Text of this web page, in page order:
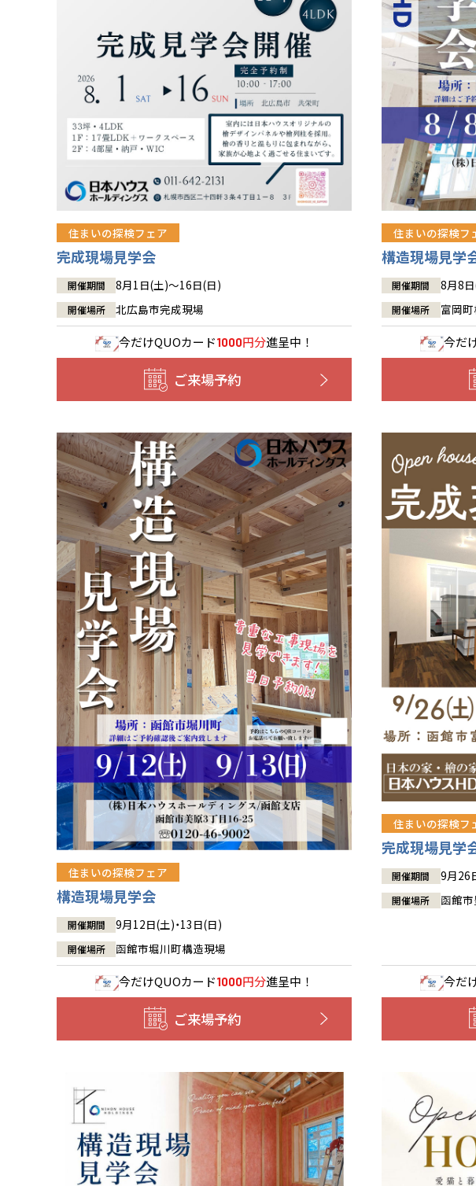
住まいの探検フェア
完成現場見学会
開催期間 8月1日(土)～16日(日)
開催場所 北広島市完成現場
今だけQUOカード1000円分進呈中！
ご来場予約
住まいの探検フ
構造現場見学
開催期間 8月8
開催場所 富岡
今だ
住まいの探検フェア
構造現場見学会
開催期間 9月12日(土)・13日(日)
開催場所 函館市堀川町構造現場
今だけQUOカード1000円分進呈中！
ご来場予約
住まいの探検フ
完成現場見学
開催期間 9月26
開催場所 函館
今だ
道央
道北
青森
秋田
宮城
福島
甲信越・北陸
新潟
富山
石川
福井
関東
神奈川
埼玉
千葉
茨城
栃木
群馬
岐阜
静岡
三重
大阪
京都
兵庫
奈良
滋賀
中国・四国
岡山
香川
愛媛
鳥取
徳島
高知
九州
福岡
佐賀
熊本
長崎
沖縄
分譲マンション
※現住所のある都道
現住所の有るお近
移住の計画の方も
道央
道北
道南
道東
青森県
秋田県
岩手県
山形県
宮城県
福島県
甲信越・北陸
新潟県
長野県
富山県
石川県
福井県
関東
東京都
神奈川県
埼玉県
千葉県
茨城県
栃木県
愛知県
岐阜県
静岡県
三重県
大阪府
京都府
兵庫県
奈良県
中国・四国
岡山県
香川県
愛媛県
九州
福岡県
佐賀県
熊本県
大分県